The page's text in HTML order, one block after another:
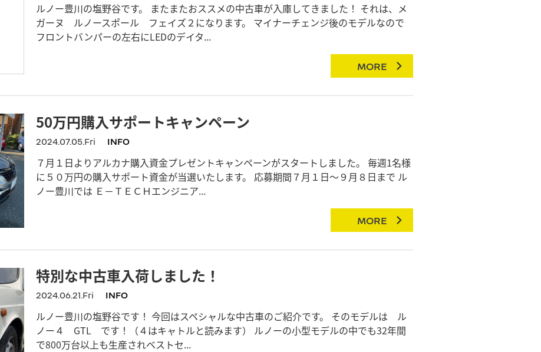
ルノー豊川の塩野谷です。 またまたおススメの中古車が入庫してきました！ それは、メ
ガーヌ ルノースポール フェイズ２になります。 マイナーチェンジ後のモデルなので
フロントバンパーの左右にLEDのデイタ...
MORE
50万円購入サポートキャンペーン
2024.07.05.Fri INFO
７月１日よりアルカナ購入資金プレゼントキャンペーンがスタートしました。 毎週1名様
に５０万円の購入サポート資金が当選いたします。 応募期間７月１日～９月８日まで ル
ノー豊川では Ｅ－ＴＥＣＨエンジニア...
MORE
特別な中古車入荷しました！
2024.06.21.Fri INFO
ルノー豊川の塩野谷です！ 今回はスペシャルな中古車のご紹介です。 そのモデルは ル
ノー４ GTL です！（４はキャトルと読みます） ルノーの小型モデルの中でも32年間
で800万台以上も生産されベストセ...